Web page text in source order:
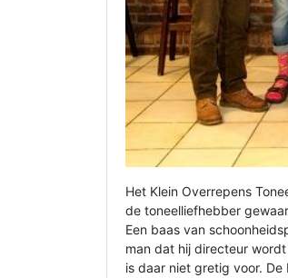
Het Klein Overrepens
de toneelliefhebber
Een baas van
man dat hij directeur
is daar niet gretig voor.